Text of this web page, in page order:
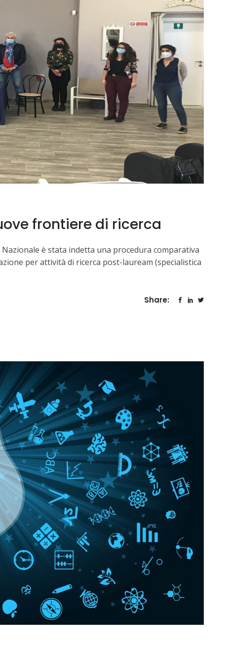
frontiere di ricerca
è stata indetta una procedura comparativa
per attività di ricerca post-lauream (specialistica
Share: